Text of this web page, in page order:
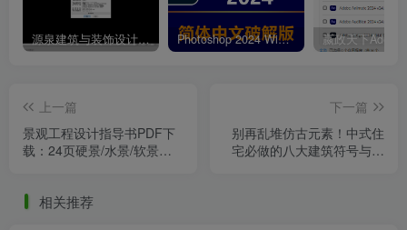
源泉建筑与装饰设计CAD插件工具箱（YQArch 6.7.4） Photoshop 2024 Win|Mac 简体中文破解版安装包下载及安装教程
上一篇
景观工程设计指导书PDF下
载：24页硬景/水景/软景全
下一篇
别再乱堆仿古元素！中式住
宅必做的八大建筑符号与成
相关推荐